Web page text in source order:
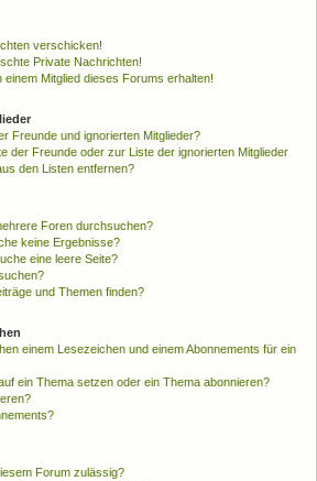
verschicken!
Private Nachrichten!
Mitglied dieses Forums erhalten!
Freunde und ignorierten Mitglieder?
der Freunde oder zur Liste der ignorierten Mitglieder
den Listen entfernen?
Foren durchsuchen?
keine Ergebnisse?
eine leere Seite?
und Themen finden?
einem Lesezeichen und einem Abonnements für ein
ein Thema setzen oder ein Thema abonnieren?
Forum zulässig?